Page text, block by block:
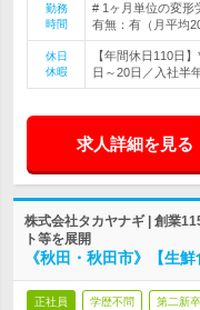
勤務
時間
# 1ヶ月単位の変形
有無：有（月平均
休日
休暇
【年間休日110日
日～20日／入社半
求人詳細を見る
株式会社タカヤナギ | 創業
ト等を展開
《秋田・秋田市》【生
正社員 学歴不問 第二新